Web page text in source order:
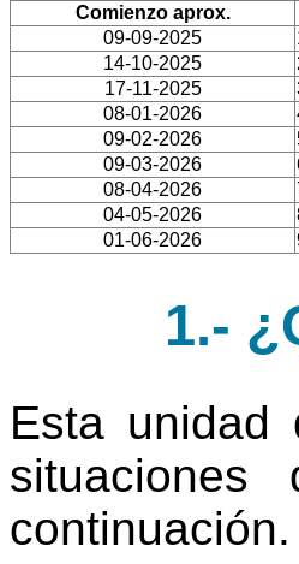
Comienzo aprox.
09-09-2025
14-10-2025
17-11-2025
08-01-2026
09-02-2026
09-03-2026
08-04-2026
04-05-2026
01-06-2026
1.-
Esta unidad
continuación.